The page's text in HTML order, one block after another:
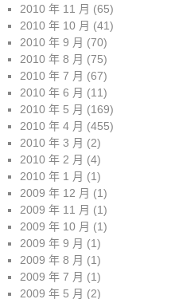
2010 年 11 月 (65)
2010 年 10 月 (41)
2010 年 9 月 (70)
2010 年 8 月 (75)
2010 年 7 月 (67)
2010 年 6 月 (11)
2010 年 5 月 (169)
2010 年 4 月 (455)
2010 年 3 月 (2)
2010 年 2 月 (4)
2010 年 1 月 (1)
2009 年 12 月 (1)
2009 年 11 月 (1)
2009 年 10 月 (1)
2009 年 9 月 (1)
2009 年 8 月 (1)
2009 年 7 月 (1)
2009 年 5 月 (2)